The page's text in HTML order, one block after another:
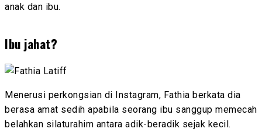
anak dan ibu.
Ibu jahat?
Menerusi perkongsian di Instagram, Fathia berkata dia
berasa amat sedih apabila seorang ibu sanggup memecah
belahkan silaturahim antara adik-beradik sejak kecil.